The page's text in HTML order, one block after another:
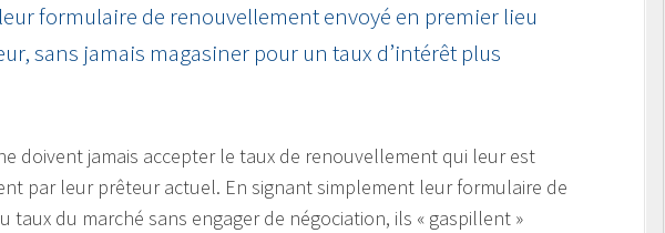
formulaire de renouvellement envoyé en premier lieu
sans jamais magasiner pour un taux d’intérêt plus
doivent jamais accepter le taux de renouvellement qui leur est
par leur prêteur actuel. En signant simplement leur formulaire de
taux du marché sans engager de négociation, ils « gaspillent »